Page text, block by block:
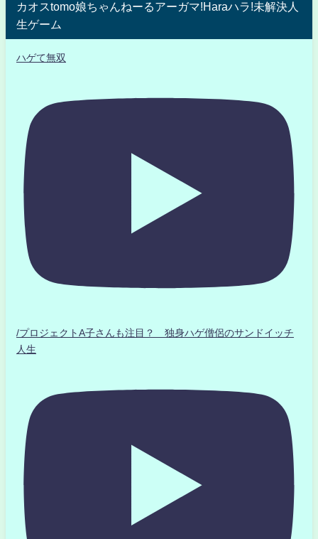
カオスtomo娘ちゃんねーるアーガマ!Haraハラ!未解決人
生ゲーム
ハゲて無双
/プロジェクトA子さんも注目？ 独身ハゲ僧侶のサンドイッチ
人生